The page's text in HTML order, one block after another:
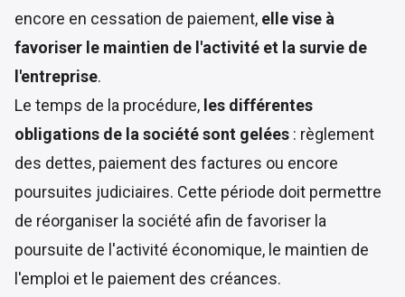
encore en cessation de paiement, elle vise à
favoriser le maintien de l'activité et la survie de
l'entreprise.
Le temps de la procédure, les différentes
obligations de la société sont gelées : règlement
des dettes, paiement des factures ou encore
poursuites judiciaires. Cette période doit permettre
de réorganiser la société afin de favoriser la
poursuite de l'activité économique, le maintien de
l'emploi et le paiement des créances.